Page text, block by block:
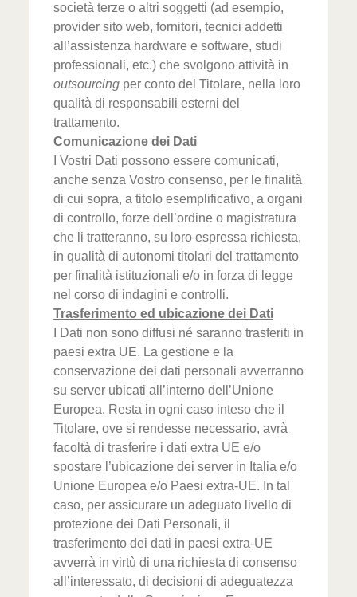
società terze o altri soggetti (ad esempio,
provider sito web, fornitori, tecnici addetti
all’assistenza hardware e software, studi
professionali, etc.) che svolgono attività in
outsourcingper conto del Titolare, nella loro
qualità di responsabili esterni del
trattamento.
Comunicazione dei Dati
I Vostri Dati possono essere comunicati,
anche senza Vostro consenso, per le finalità
di cui sopra, a titolo esemplificativo, a organi
di controllo, forze dell’ordine o magistratura
che li tratteranno, su loro espressa richiesta,
in qualità di autonomi titolari del trattamento
per finalità istituzionali e/o in forza di legge
nel corso di indagini e controlli.
Trasferimento ed ubicazione dei Dati
I Dati non sono diffusi né saranno trasferiti in
paesi extra UE. La gestione e la
conservazione dei dati personali avverranno
su server ubicati all’interno dell’Unione
Europea. Resta in ogni caso inteso che il
Titolare, ove si rendesse necessario, avrà
facoltà di trasferire i dati extra UE e/o
spostare l’ubicazione dei server in Italia e/o
Unione Europea e/o Paesi extra-UE. In tal
caso, per assicurare un adeguato livello di
protezione dei Dati Personali, il
trasferimento dei dati in paesi extra-UE
avverrà in virtù di una richiesta di consenso
all’interessato, di decisioni di adeguatezza